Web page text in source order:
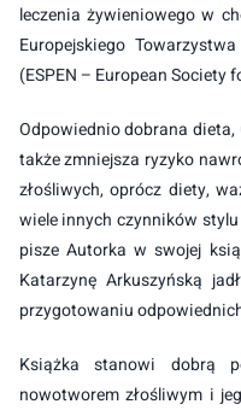
leczenia żywieniowego w
Europejskiego
(ESPEN – European
Odpowiednio dobrana
także zmniejsza ryzyko
złośliwych, oprócz diety,
wiele innych czynników
pisze Autorka w swojej
Katarzynę Arkuszyńską
przygotowaniu
Książka stanowi dobrą
nowotworem złośliwym i